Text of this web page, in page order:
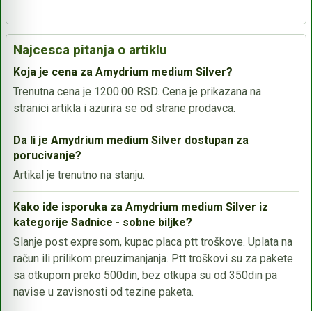
Najcesca pitanja o artiklu
Koja je cena za Amydrium medium Silver?
Trenutna cena je 1200.00 RSD. Cena je prikazana na
stranici artikla i azurira se od strane prodavca.
Da li je Amydrium medium Silver dostupan za
porucivanje?
Artikal je trenutno na stanju.
Kako ide isporuka za Amydrium medium Silver iz
kategorije Sadnice - sobne biljke?
Slanje post expresom, kupac placa ptt troškove. Uplata na
račun ili prilikom preuzimanjanja. Ptt troškovi su za pakete
sa otkupom preko 500din, bez otkupa su od 350din pa
navise u zavisnosti od tezine paketa.